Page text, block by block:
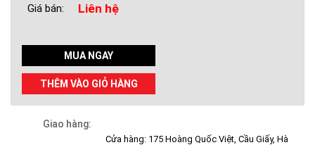
Giá bán: Liên hệ
MUA NGAY
THÊM VÀO GIỎ HÀNG
Giao hàng:
Cửa hàng: 175 Hoàng Quốc Việt, Cầu Giấy, Hà